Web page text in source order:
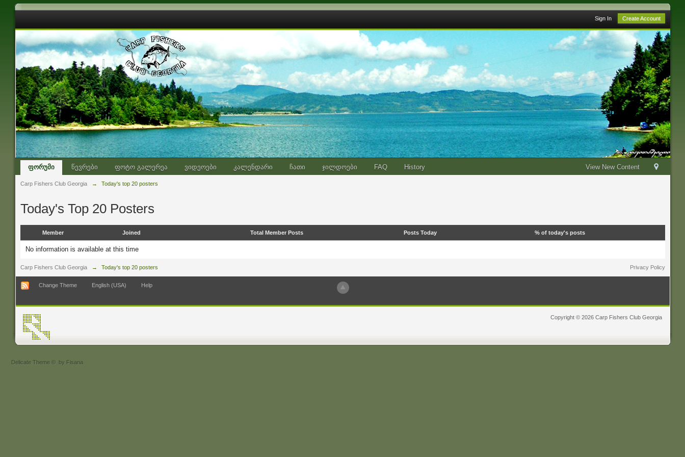
Delicate Theme © by Fisana
Sign In Create Account
View New Content
ფორუმი წევრები ფოტო გალერეა ვიდეოები კალენდარი ჩათი ჯილდოები FAQ History
Carp Fishers Club Georgia → Today's top 20 posters
Today's Top 20 Posters
Member Joined Total Member Posts Posts Today % of today's posts
No information is available at this time
Carp Fishers Club Georgia → Today's top 20 posters Privacy Policy
Change Theme English (USA) Help
Copyright © 2026 Carp Fishers Club Georgia